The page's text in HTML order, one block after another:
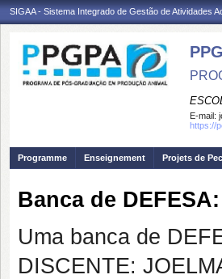
SIGAA - Sistema Integrado de Gestão de Atividades
E-mail:
https://
Programme Enseignement Projets de
Banca de
Uma banca de
DISCENTE: